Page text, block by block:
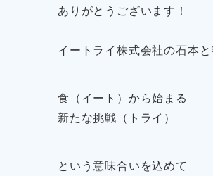
ありがとうございます！
イートライ株式会社の石本と
食（イート）から始まる
新たな挑戦（トライ）
という意味合いを込めて